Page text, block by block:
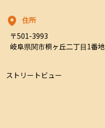
住所
〒501-3993
岐阜県関市桐ヶ丘二丁目1番地
ストリートビュー